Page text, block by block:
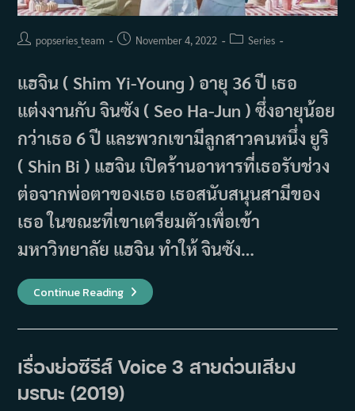
Postpopseries_team
PostNovember 4, 2022
PostSeries
แฮจิน ( Shim Yi-Young ) อายุ 36 ปี เธอ
แต่งงานกับ จินซัง ( Seo Ha-Jun ) ซึ่งอายุน้อย
กว่าเธอ 6 ปี และพวกเขามีลูกสาวคนหนึ่ง ยูริ
( Shin Bi ) แฮจิน เปิดร้านอาหารที่เธอรับช่วง
ต่อจากพ่อตาของเธอ เธอสนับสนุนสามีของ
เธอ ในขณะที่เขาเตรียมตัวเพื่อเข้า
มหาวิทยาลัย แฮจิน ทำให้ จินซัง…
Continue Readingเรื่อง
ย่อ
Taste?
(2019)
เรื่องย่อซีรีส์ Voice 3 สายด่วนเสียง
มรณะ (2019)